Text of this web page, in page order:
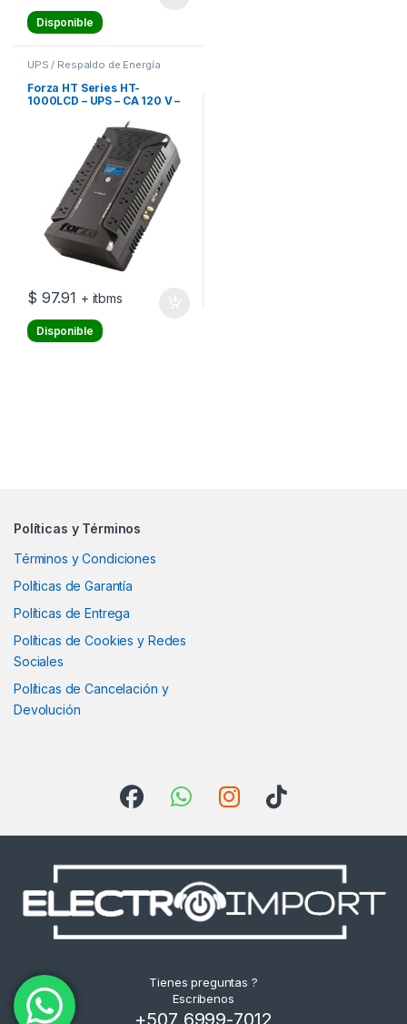
Disponible
UPS / Respaldo de Energía
Forza HT Series HT-
1000LCD – UPS – CA 120 V –
conectores de salida: 12
$ 97.91 + itbms
Disponible
Políticas y Términos
Términos y Condiciones
Políticas de Garantía
Políticas de Entrega
Políticas de Cookies y Redes
Sociales
Políticas de Cancelación y
Devolución
Tienes preguntas ?
Escribenos